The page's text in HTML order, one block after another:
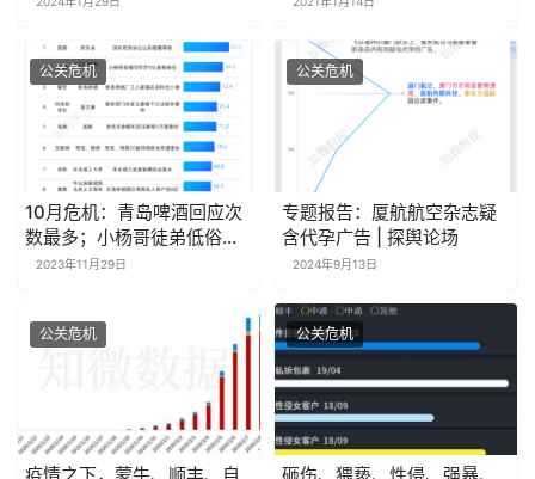
公关危机
10月危机：青岛啤酒回应次
数最多；小杨哥徒弟低俗带
货影响较大 | 探舆论场
2023年11月29日
公关危机
专题报告：厦航航空杂志疑
含代孕广告 | 探舆论场
2024年9月13日
公关危机 公关危机